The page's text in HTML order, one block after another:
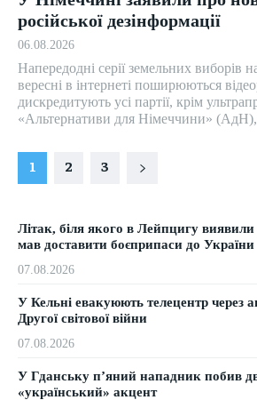
російської дезінформації
06.08.2026
Напередодні серії земельних виборів
вересні в інтернеті поширюються
дискредитують усі партії, крім
«Альтернативи для Німеччини» (АдН),
1 2 3
Літак, біля якого в Лейпцигу виявили
мав доставити боєприпаси до України
07.08.2026
У Кельні евакуюють телецентр через
Другої світової війни
07.08.2026
У Гданську п’яний нападник побив
«український» акцент